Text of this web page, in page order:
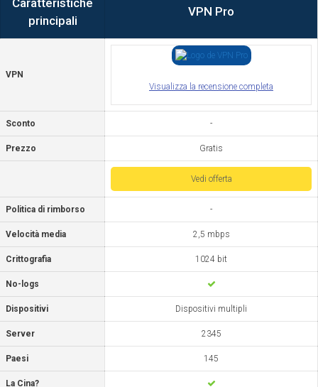
principali
VPN Pro
VPN
Visualizza la recensione completa
Sconto -
Prezzo Gratis
Vedi offerta
Politica di rimborso -
Velocità media 2,5 mbps
Crittografia 1024 bit
No-logs
Dispositivi Dispositivi multipli
Server 2345
Paesi 145
La Cina?